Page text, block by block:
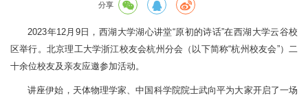
分享
2023年12月9日，西湖大学湖心讲堂“原初的诗话”在西湖大学云谷校
区举行。北京理工大学浙江校友会杭州分会（以下简称“杭州校友会”）二
十余位校友及亲友应邀参加活动。
讲座伊始，天体物理学家、中国科学院院士武向平为大家开启了一场